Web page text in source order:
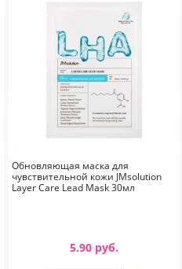
Обновляющая маска для
чувствительной кожи JMsolution
Layer Care Lead Mask 30мл
5.90 руб.